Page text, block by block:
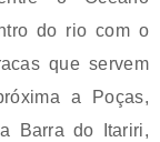
do rio com o
que servem
a Poças,
Barra do Itariri,